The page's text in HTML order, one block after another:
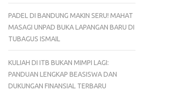
PADEL DI BANDUNG MAKIN SERU! MAHAT
MASAGI UNPAD BUKA LAPANGAN BARU DI
TUBAGUS ISMAIL
KULIAH DI ITB BUKAN MIMPI LAGI:
PANDUAN LENGKAP BEASISWA DAN
DUKUNGAN FINANSIAL TERBARU